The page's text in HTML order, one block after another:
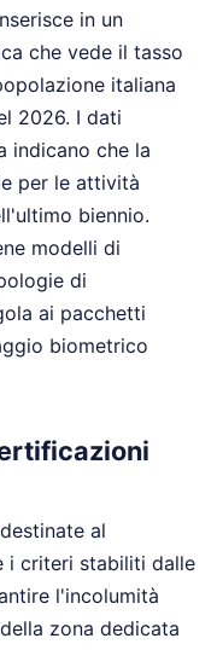
in un
che vede il tasso
italiana
2026. I dati
indicano che la
per le attività
biennio.
modelli di
di
ai pacchetti
biometrico
al
i criteri stabiliti dalle
l'incolumità
zona dedicata